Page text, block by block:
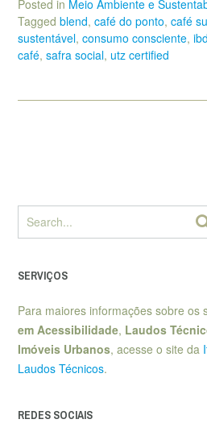
Posted in Meio Ambiente e
Tagged blend, café do ponto, café
sustentável, consumo consciente,
café, safra social, utz certified
SERVIÇOS
Para maiores informações sobre os
em Acessibilidade, Laudos
Imóveis Urbanos, acesse o site da
Laudos Técnicos.
REDES SOCIAIS